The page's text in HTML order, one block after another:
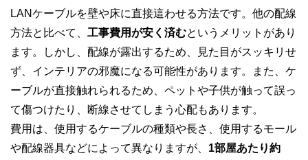
LANケーブルを壁や床に直接這わせる方法です。他の配線
方法と比べて、 工事費用が安く済むというメリットがあり
ます。しかし、配線が露出するため、見た目がスッキリせ
ず、インテリアの邪魔になる可能性があります。また、ケ
ーブルが直接触れられるため、ペットや子供が触って誤っ
て傷つけたり、断線させてしまう心配もあります。
費用は、使用するケーブルの種類や長さ、使用するモール
や配線器具などによって異なりますが、 1部屋あたり約